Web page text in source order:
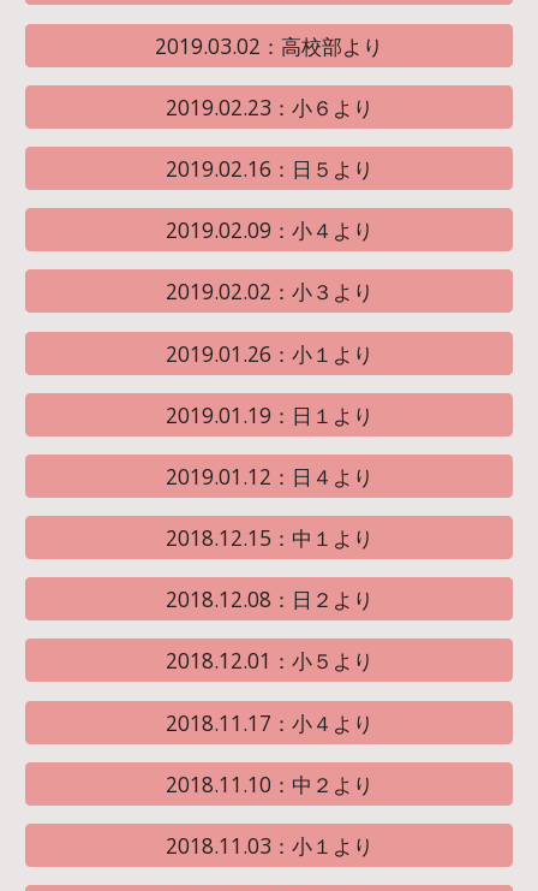
2019.03.02：高校部より
2019.02.23：小６より
2019.02.16：日５より
2019.02.09：小４より
2019.02.02：小３より
2019.01.26：小１より
2019.01.19：日１より
2019.01.12：日４より
2018.12.15：中１より
2018.12.08：日２より
2018.12.01：小５より
2018.11.17：小４より
2018.11.10：中２より
2018.11.03：小１より